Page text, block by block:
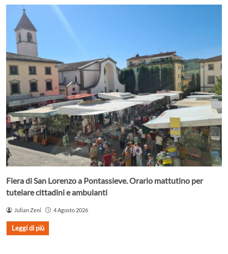
Fiera di San Lorenzo a Pontassieve. Orario mattutino per
tutelare cittadini e ambulanti
Julian Zeni 4 Agosto 2026
Leggi di più